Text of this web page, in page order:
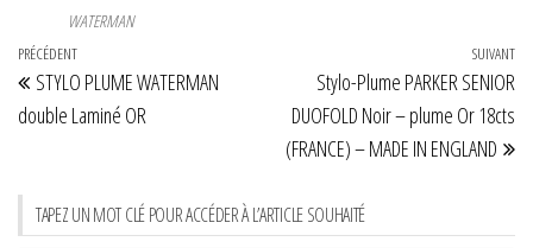
WATERMAN
Navigation
de
l’article
Article
précédent
PRÉCÉDENT
STYLO PLUME WATERMAN
double Laminé OR
SUIVANT
Stylo-Plume PARKER SENIOR
DUOFOLD Noir – plume Or 18cts
(FRANCE) – MADE IN ENGLAND
TAPEZ UN MOT CLÉ POUR ACCÉDER À L’ARTICLE SOUHAITÉ